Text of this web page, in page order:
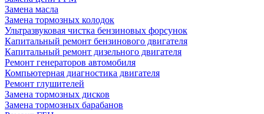
Замена масла
Замена тормозных колодок
Ультразвуковая чистка бензиновых форсунок
Капитальный ремонт бензинового двигателя
Капитальный ремонт дизельного двигателя
Ремонт генераторов автомобиля
Компьютерная диагностика двигателя
Ремонт глушителей
Замена тормозных дисков
Замена тормозных барабанов